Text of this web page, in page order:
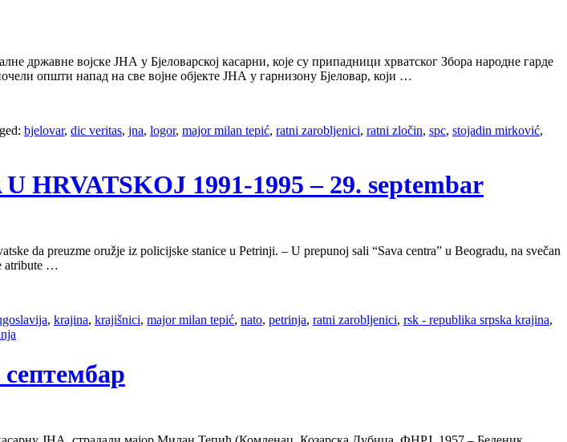
државне војске ЈНА у Бјеловарској касарни, које су припадници хрватског Збора народне гарде
општи напад на све војне објекте ЈНА у гарнизону Бјеловар, који …
bjelovar, dic veritas, jna, logor, major milan tepić, ratni zarobljenici, ratni zločin, spc, stojadin mirković,
HRVATSKOJ 1991-1995 – 29. septembar
da preuzme oružje iz policijske stanice u Petrinji. – U prepunoj sali “Sava centra” u Beogradu, na svečan
atribute …
, krajina, krajišnici, major milan tepić, nato, petrinja, ratni zarobljenici, rsk - republika srpska krajina,